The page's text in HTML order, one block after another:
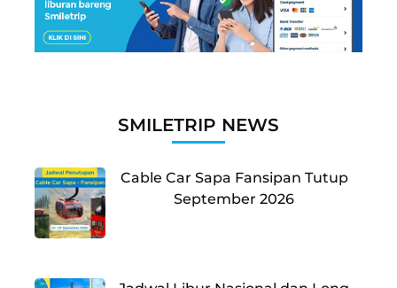
SMILETRIP NEWS
Cable Car Sapa Fansipan Tutup
September 2026